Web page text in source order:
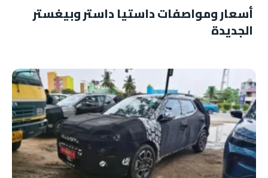
أسعار ومواصفات داستيا داستر وبيغستر
الجديدة